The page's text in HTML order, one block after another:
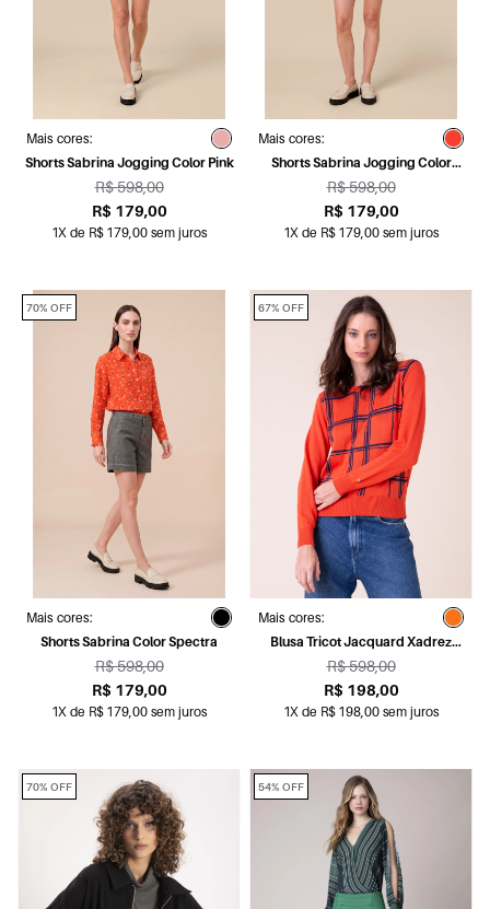
Mais cores:
Shorts Sabrina Jogging Color Pink
R$ 598,00
R$ 179,00
1X de R$ 179,00 sem juros
Mais cores:
Shorts Sabrina Jogging Color
Vermelho
R$ 598,00
R$ 179,00
1X de R$ 179,00 sem juros
Mais cores:
Shorts Sabrina Color Spectra
R$ 598,00
R$ 179,00
1X de R$ 179,00 sem juros
70% OFF
Mais cores:
Blusa Tricot Jacquard Xadrez
Laranja
R$ 598,00
R$ 198,00
1X de R$ 198,00 sem juros
67% OFF
70% OFF 54% OFF